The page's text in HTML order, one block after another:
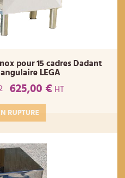
pour 15 cadres Dadant
LEGA
625,00 € HT
RUPTURE